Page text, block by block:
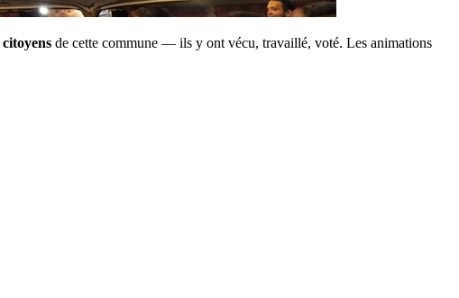
citoyens de cette commune — ils y ont vécu, travaillé, voté. Les animations